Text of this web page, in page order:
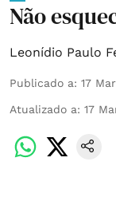
Não
Leonídio Paulo
Publicado a: 17
Atualizado a: 17